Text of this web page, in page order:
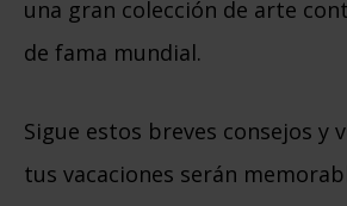
una gran colección de arte
de fama mundial.
Sigue estos breves consejos y
tus vacaciones serán